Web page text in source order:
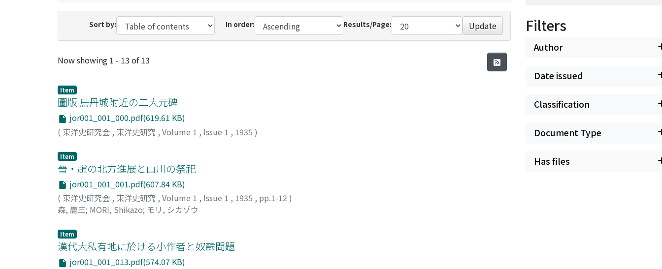
Sort by: In order: Results/Page: Update
Recent Submissions
Now showing 1 - 13 of 13
Item
圖版 烏丹城附近の二大元碑
jor001_001_000.pdf(619.61 KB)
( 東洋史研究会 , 東洋史研究 , Volume 1 , Issue 1 , 1935 )
Item
晉・趙の北方進展と山川の祭祀
jor001_001_001.pdf(607.84 KB)
( 東洋史研究会 , 東洋史研究 , Volume 1 , Issue 1 , 1935 , pp.1-12 )
森, 鹿三; MORI, Shikazo; モリ, シカゾウ
Item
漢代大私有地に於ける小作者と奴隸問題
jor001_001_013.pdf(574.07 KB)
Filters
Author
Date issued
Classification
Document Type
Has files